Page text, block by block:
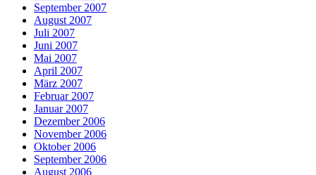
September 2007
August 2007
Juli 2007
Juni 2007
Mai 2007
April 2007
März 2007
Februar 2007
Januar 2007
Dezember 2006
November 2006
Oktober 2006
September 2006
August 2006